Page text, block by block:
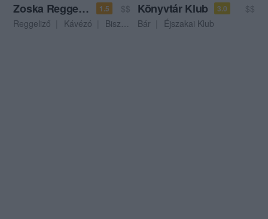
Zoska Reggeliző Kávézó 1.5
$$
Reggeliző
Kávézó Bisztró
Könyvtár Klub 3.0
$$
Bár
Éjszakai Klub